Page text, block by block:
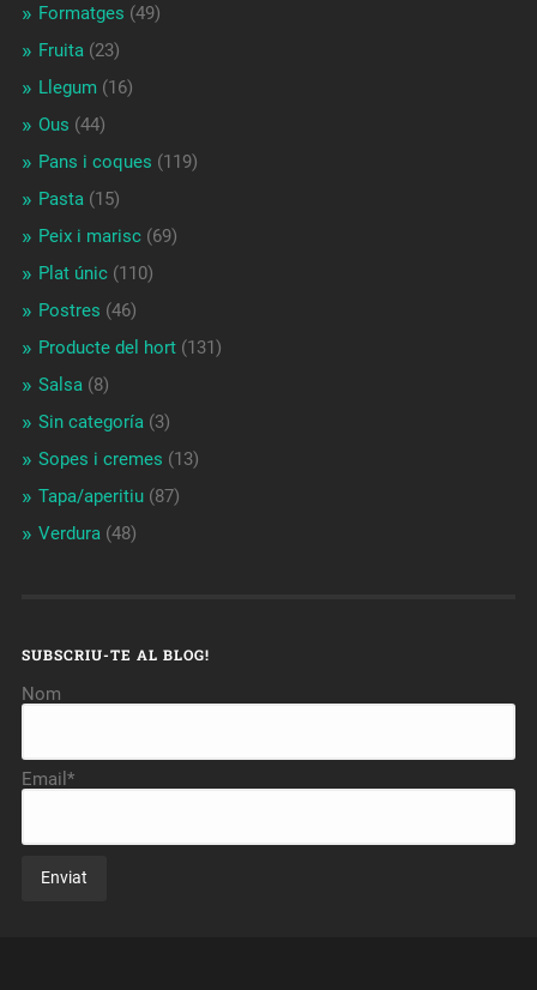
Formatges (49)
Fruita(23)
Llegum (16)
Ous (44)
Pans i coques (119)
Pasta(15)
Peix i marisc(69)
Plat únic(110)
Postres (46)
Producte del hort(131)
Salsa(8)
Sin categoría(3)
Sopes i cremes (13)
Tapa/aperitiu(87)
Verdura(48)
SUBSCRIU-TE AL BLOG!
Nom
Email*